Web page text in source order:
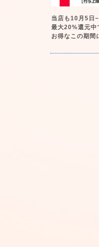
当店も10月5日
最大20%還元中
お得なこの期間